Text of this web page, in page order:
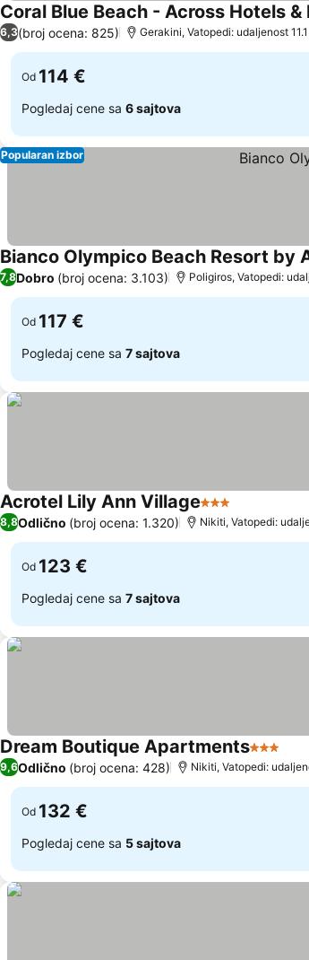
Coral Blue Beach - Across Hotels &
6,3(broj ocena: 825) Gerakini, Vatopedi: udaljenost
Od 114 €
Pogledaj cene sa 6 sajtova
Popularan izbor
Bianco Olympico Beach Resort by
7,8Dobro (broj ocena: 3.103) Poligiros, Vatopedi:
Od 117 €
Pogledaj cene sa 7 sajtova
Acrotel Lily Ann Village3 Zvezdice
8,8Odlično (broj ocena: 1.320) Nikiti, Vatopedi:
Od 123 €
Pogledaj cene sa 7 sajtova
Dream Boutique Apartments3
9,6Odlično (broj ocena: 428) Nikiti, Vatopedi:
Od 132 €
Pogledaj cene sa 5 sajtova